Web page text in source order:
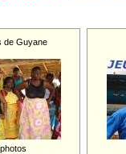
de Guyane